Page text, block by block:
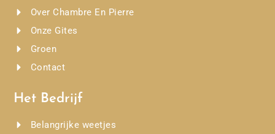
Over Chambre En Pierre
Onze Gites
Groen
Contact
Het Bedrijf
Belangrijke weetjes